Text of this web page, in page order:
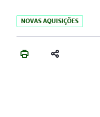
NOVAS AQUISIÇÕES